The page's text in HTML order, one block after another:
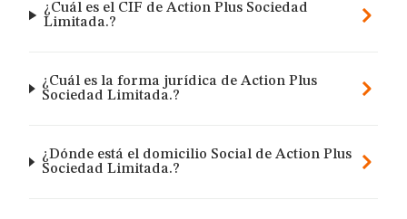
¿Cuál es el CIF de Action Plus Sociedad
Limitada.?
¿Cuál es la forma jurídica de Action Plus
Sociedad Limitada.?
¿Dónde está el domicilio Social de Action Plus
Sociedad Limitada.?